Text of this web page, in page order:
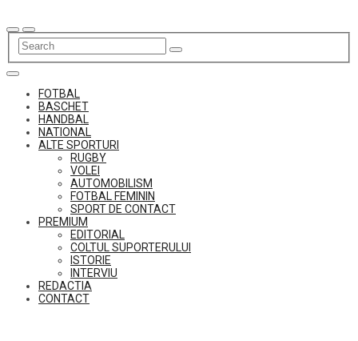
to
content
FOTBAL
BASCHET
HANDBAL
NATIONAL
ALTE SPORTURI
RUGBY
VOLEI
AUTOMOBILISM
FOTBAL FEMININ
SPORT DE CONTACT
PREMIUM
EDITORIAL
COLTUL SUPORTERULUI
ISTORIE
INTERVIU
REDACTIA
CONTACT